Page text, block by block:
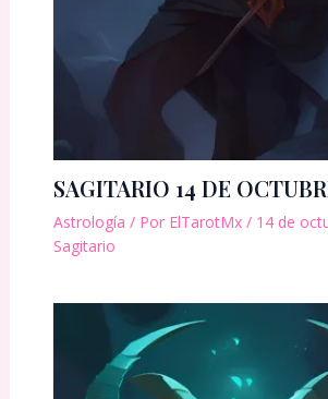
SAGITARIO 14 DE
Astrología / Por ElTarotMx / 14 de
Sagitario